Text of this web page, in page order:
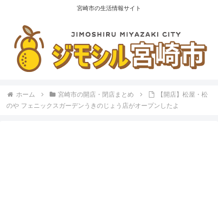
宮崎市の生活情報サイト
ホーム 宮崎市の開店・閉店まとめ
【開店】松屋・松
のや フェニックスガーデンうきのじょう店がオープンしたよ